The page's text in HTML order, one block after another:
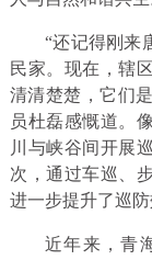
“还记得刚来
民家。现在，辖
清清楚楚，它们
员杜磊感慨道。
川与峡谷间开展
次，通过车巡、
进一步提升了巡防
近年来，青